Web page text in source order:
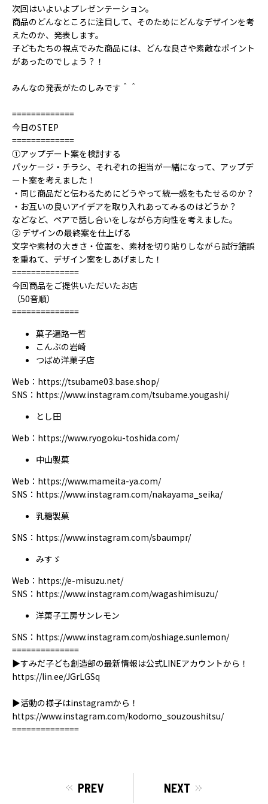
次回はいよいよプレゼンテーション。
商品のどんなところに注目して、そのためにどんなデザインを考
えたのか、発表します。
子どもたちの視点でみた商品には、どんな良さや素敵なポイント
があったのでしょう？！
みんなの発表がたのしみです＾＾
=============
今日のSTEP
=============
①アップデート案を検討する
パッケージ・チラシ、それぞれの担当が一緒になって、アップデ
ート案を考えました！
・同じ商品だと伝わるためにどうやって統一感をもたせるのか？
・お互いの良いアイデアを取り入れあってみるのはどうか？
などなど、ペアで話し合いをしながら方向性を考えました。
② デザインの最終案を仕上げる
文字や素材の大きさ・位置を、素材を切り貼りしながら試行錯誤
を重ねて、デザイン案をしあげました！
==============
今回商品をご提供いただいたお店
（50音順）
==============
菓子遍路一哲
こんぶの岩崎
つばめ洋菓子店
Web： https://tsubame03.base.shop/
SNS：https://www.instagram.com/tsubame.yougashi/
とし田
Web：https://www.ryogoku-toshida.com/
中山製菓
Web： https://www.mameita-ya.com/
SNS：https://www.instagram.com/nakayama_seika/
乳糖製菓
SNS： https://www.instagram.com/sbaumpr/
みすゞ
Web：https://e-misuzu.net/
SNS：https://www.instagram.com/wagashimisuzu/
洋菓子工房サンレモン
SNS：https://www.instagram.com/oshiage.sunlemon/
==============
▶︎すみだ子ども創造部の最新情報は公式LINEアカウントから！
https://lin.ee/JGrLGSq
▶︎活動の様子はinstagramから！
https://www.instagram.com/kodomo_souzoushitsu/
==============
PREV NEXT